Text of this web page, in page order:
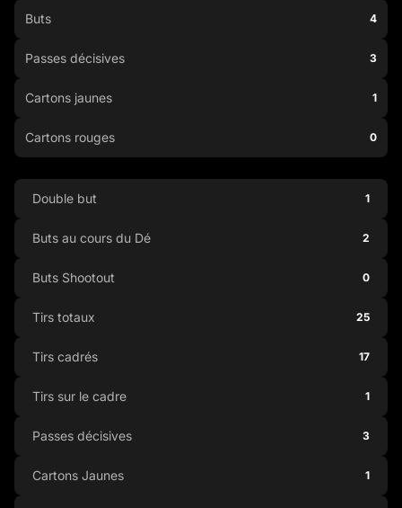
Buts 4
Passes décisives 3
Cartons jaunes 1
Cartons rouges 0
Double but 1
Buts au cours du Dé 2
Buts Shootout 0
Tirs totaux 25
Tirs cadrés 17
Tirs sur le cadre 1
Passes décisives 3
Cartons Jaunes 1